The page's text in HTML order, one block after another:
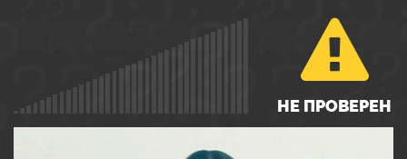
НЕ ПРОВЕРЕН